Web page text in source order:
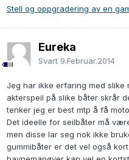
Stell og oppgradering av en
Eureka
Svart 9.Februar.2014
Jeg har ikke erfaring med slike
akterspeil på slike båter skrår
tenker jeg er best mtp å få
Det ideelle for seilbåter må
men disse lar seg nok ikke
gummibåter er det vel også